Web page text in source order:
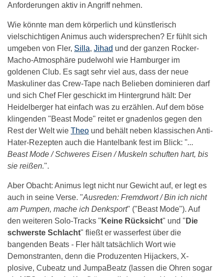
Anforderungen aktiv in Angriff nehmen.
Wie könnte man dem körperlich und künstlerisch
vielschichtigen Animus auch widersprechen? Er fühlt sich
umgeben von Fler, Silla, Jihad und der ganzen Rocker-
Macho-Atmosphäre pudelwohl wie Hamburger im
goldenen Club. Es sagt sehr viel aus, dass der neue
Maskuliner das Crew-Tape nach Belieben dominieren darf
und sich Chef Fler geschickt im Hintergrund hält: Der
Heidelberger hat einfach was zu erzählen. Auf dem böse
klingenden "Beast Mode" reitet er gnadenlos gegen den
Rest der Welt wie Theo und behält neben klassischen Anti-
Hater-Rezepten auch die Hantelbank fest im Blick: "...
Beast Mode / Schweres Eisen / Muskeln schuften hart, bis
sie reißen.".
Aber Obacht: Animus legt nicht nur Gewicht auf, er legt es
auch in seine Verse. "Ausreden: Fremdwort / Bin ich nicht
am Pumpen, mache ich Denksport" ("Beast Mode"). Auf
den weiteren Solo-Tracks " Keine Rücksicht" und " Die
schwerste Schlacht" fließt er wasserfest über die
bangenden Beats - Fler hält tatsächlich Wort wie
Demonstranten, denn die Produzenten Hijackers, X-
plosive, Cubeatz und JumpaBeatz (lassen die Ohren sogar